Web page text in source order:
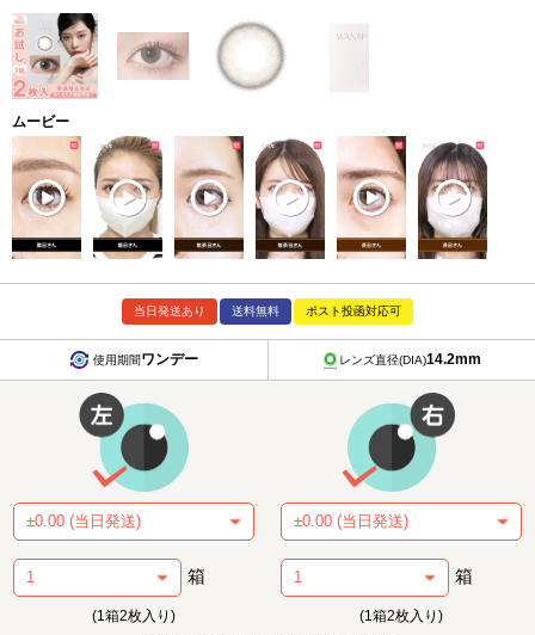
ムービー
当日発送あり 送料無料 ポスト投函対応可
使用期間ワンデー レンズ直径(DIA)14.2mm
箱
(1箱2枚入り)
箱
(1箱2枚入り)